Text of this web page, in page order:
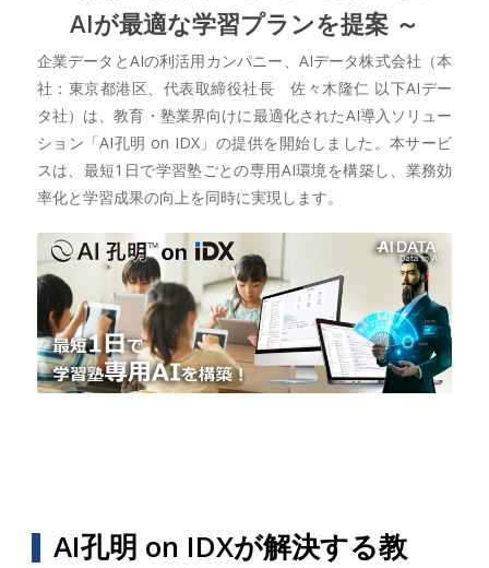
AIが最適な学習プランを提案 ～
企業データとAIの利活用カンパニー、AIデータ株式会社（本
社：東京都港区、代表取締役社長 佐々木隆仁 以下AIデー
タ社）は、教育・塾業界向けに最適化されたAI導入ソリュー
ション「AI孔明 on IDX」の提供を開始しました。本サービ
スは、最短1日で学習塾ごとの専用AI環境を構築し、業務効
率化と学習成果の向上を同時に実現します。
AI孔明 on IDXが解決する教